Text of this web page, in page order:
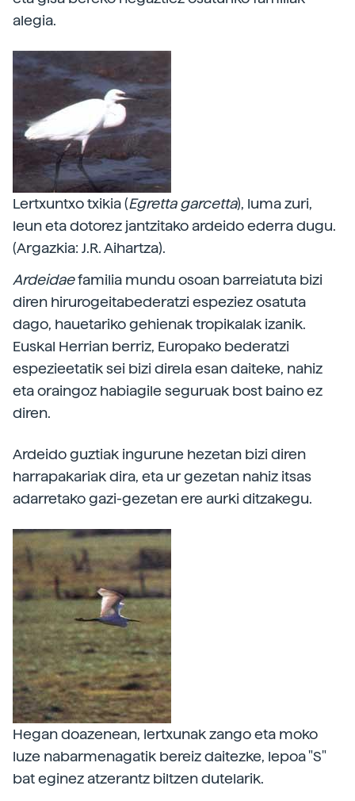
alegia.
Lertxuntxo txikia (Egretta garcetta), luma zuri,
leun eta dotorez jantzitako ardeido ederra dugu.
(Argazkia: J.R. Aihartza).
Ardeidaefamilia mundu osoan barreiatuta bizi
diren hirurogeitabederatzi espeziez osatuta
dago, hauetariko gehienak tropikalak izanik.
Euskal Herrian berriz, Europako bederatzi
espezieetatik sei bizi direla esan daiteke, nahiz
eta oraingoz habiagile seguruak bost baino ez
diren.
Ardeido guztiak ingurune hezetan bizi diren
harrapakariak dira, eta ur gezetan nahiz itsas
adarretako gazi-gezetan ere aurki ditzakegu.
Hegan doazenean, lertxunak zango eta moko
luze nabarmenagatik bereiz daitezke, lepoa "S"
bat eginez atzerantz biltzen dutelarik.